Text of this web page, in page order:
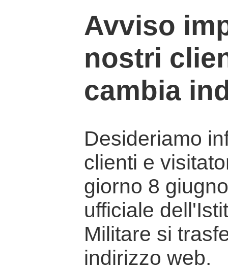
Avviso
nostri
cambia
Desideriamo
clienti e
giorno 8
ufficiale
Militare si
indirizzo web.